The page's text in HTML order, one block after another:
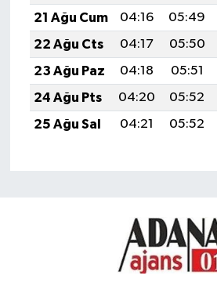
21 Ağu Cum
04:16 05:49
22 Ağu Cts
04:17 05:50
23 Ağu Paz
04:18 05:51
24 Ağu Pts
04:20 05:52
25 Ağu Sal
04:21 05:52